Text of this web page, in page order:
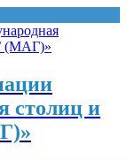
столиц и